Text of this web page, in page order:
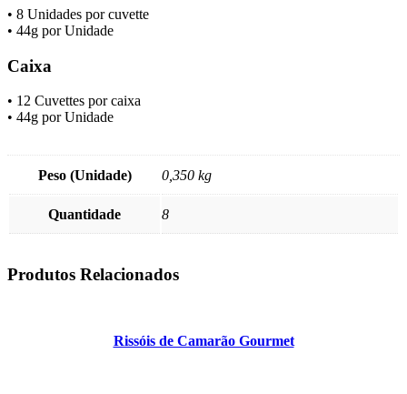
• 8 Unidades por cuvette
• 44g por Unidade
Caixa
• 12 Cuvettes por caixa
• 44g por Unidade
Peso (Unidade) 0,350 kg
Quantidade 8
Produtos Relacionados
Rissóis de Camarão Gourmet